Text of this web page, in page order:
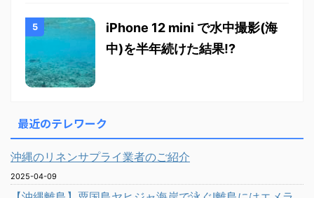
iPhone 12 mini で水中撮影(海
中)を半年続けた結果!?
最近のテレワーク
沖縄のリネンサプライ業者のご紹介
2025-04-09